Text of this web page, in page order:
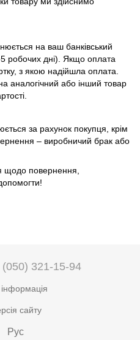
на ваш банківський
робочих дні). Якщо оплата
з якою надійшла оплата.
аналогічний або інший товар
за рахунок покупця, крім
– виробничий брак або
щодо повернення,
(050) 321-15-94
сайту
Рус